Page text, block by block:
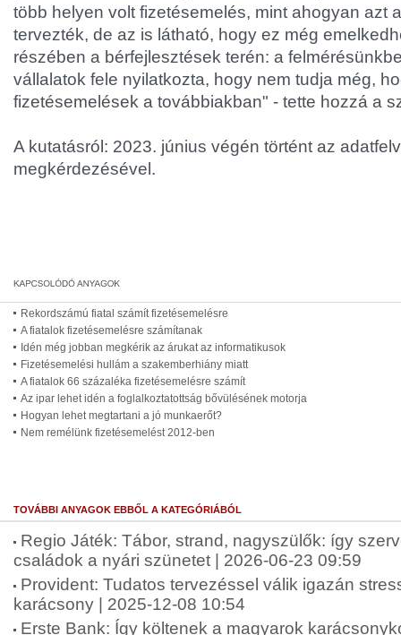
több helyen volt fizetésemelés, mint ahogyan azt
tervezték, de az is látható, hogy ez még
részében a bérfejlesztések terén: a
vállalatok fele nyilatkozta, hogy nem tudja még,
fizetésemelések a továbbiakban" - tette hozzá a
A kutatásról: 2023. június végén történt az
megkérdezésével.
Rekordszámú fiatal számít fizetésemelésre
A fiatalok fizetésemelésre számítanak
Idén még jobban megkérik az árukat az informatikusok
Fizetésemelési hullám a szakemberhiány miatt
A fiatalok 66 százaléka fizetésemelésre számít
Az ipar lehet idén a foglalkoztatottság bővülésének motorja
Hogyan lehet megtartani a jó munkaerőt?
Nem remélünk fizetésemelést 2012-ben
TOVÁBBI ANYAGOK EBBŐL A KATEGÓRIÁBÓL
Regio Játék: Tábor, strand, nagyszülők: így
családok a nyári szünetet | 2026-06-23 09:59
Provident: Tudatos tervezéssel válik igazán
karácsony | 2025-12-08 10:54
Erste Bank: Így költenek a magyarok